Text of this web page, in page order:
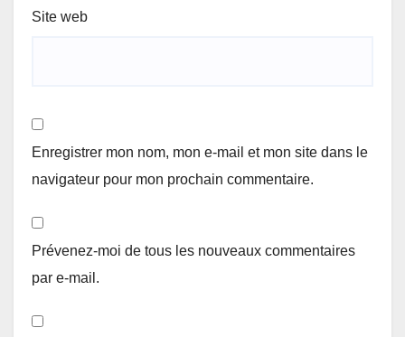
Site web
Enregistrer mon nom, mon e-mail et mon site dans le
navigateur pour mon prochain commentaire.
Prévenez-moi de tous les nouveaux commentaires
par e-mail.